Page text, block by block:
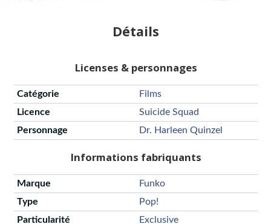
Détails
Licenses & personnages
Catégorie
Films
Licence
Suicide Squad
Personnage
Dr. Harleen Quinzel
Informations fabriquants
Marque
Funko
Type
Pop!
Particularité
Exclusive